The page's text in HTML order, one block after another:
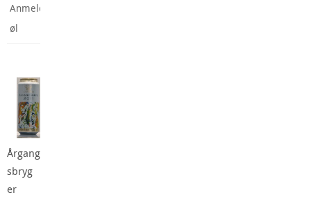
Anmeldte
øl
Årgang
sbryg
er